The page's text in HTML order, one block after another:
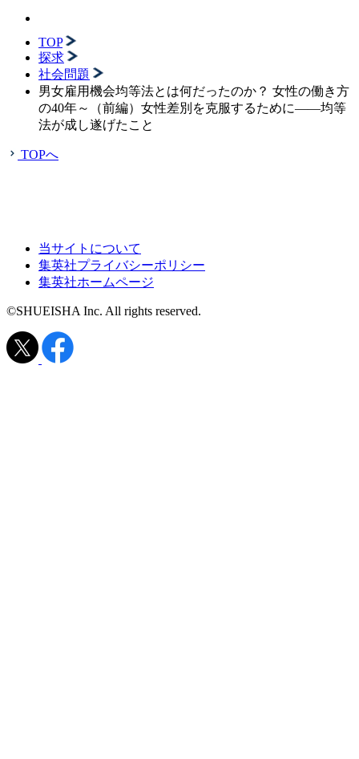
TOP
探求
社会問題
男女雇用機会均等法とは何だったのか？ 女性の働き方
の40年～（前編）女性差別を克服するために――均等
法が成し遂げたこと
TOPへ
当サイトについて
集英社プライバシーポリシー
集英社ホームページ
©SHUEISHA Inc. All rights reserved.